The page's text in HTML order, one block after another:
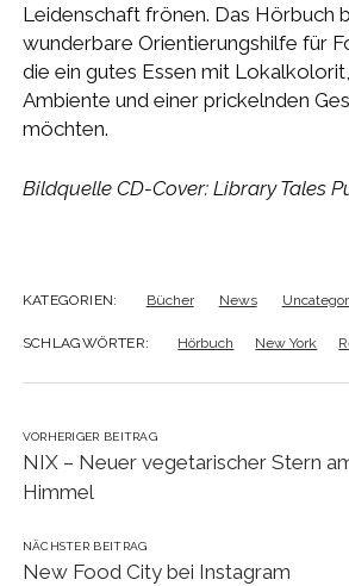
Leidenschaft frönen. Das Hörbuch
wunderbare Orientierungshilfe für
die ein gutes Essen mit
Ambiente und einer prickelnden
möchten.
Bildquelle CD-Cover: Library Tales
KATEGORIEN: Bücher News
SCHLAGWÖRTER: Hörbuch New York
VORHERIGER BEITRAG
NIX – Neuer vegetarischer Stern
Himmel
NÄCHSTER BEITRAG
New Food City bei Instagram